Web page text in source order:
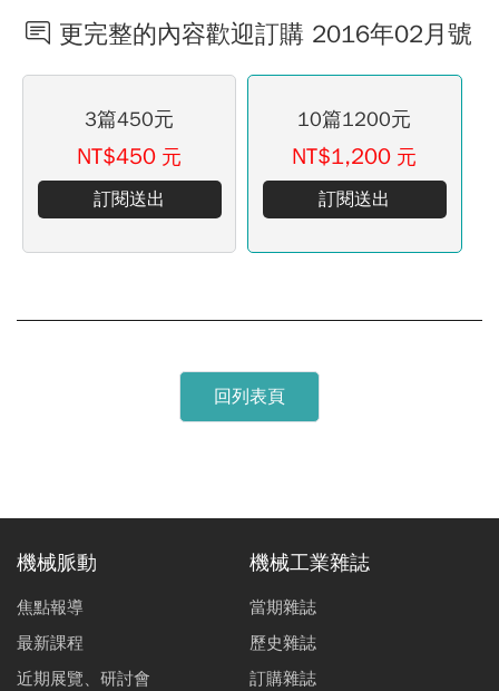
更完整的內容歡迎訂購 2016年02月號
3篇450元
NT$450 元
訂閱送出
10篇1200元
NT$1,200 元
訂閱送出
回列表頁
機械脈動
焦點報導
最新課程
近期展覽、研討會
機械工業雜誌
當期雜誌
歷史雜誌
訂購雜誌